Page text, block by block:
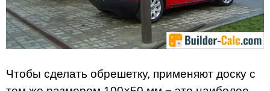
Чтобы сделать обрешетку, применяют доску с